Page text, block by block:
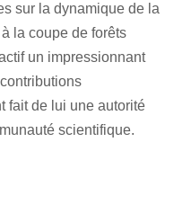
sur la dynamique de la
la coupe de forêts
un impressionnant
fait de lui une autorité
scientifique.